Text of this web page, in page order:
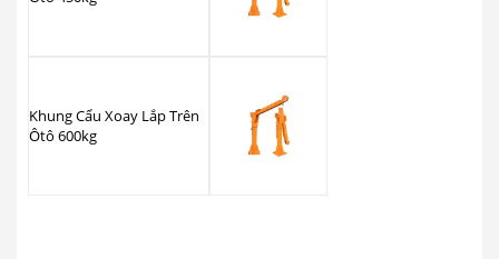
Khung Cẩu Xoay Lắp Trên
Ôtô 600kg